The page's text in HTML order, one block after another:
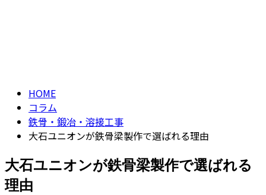
HOME
コラム
鉄骨・鍛冶・溶接工事
大石ユニオンが鉄骨梁製作で選ばれる理由
大石ユニオンが鉄骨梁製作で選ばれる
理由